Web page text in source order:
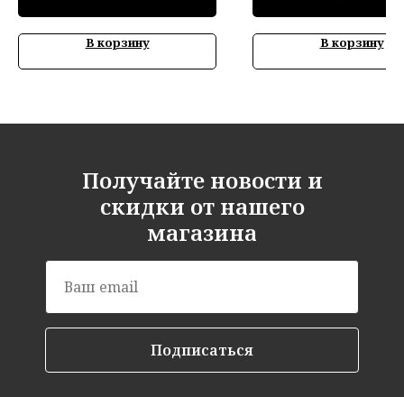
В корзину В корзину
Получайте новости и
скидки от нашего
магазина
Подписаться